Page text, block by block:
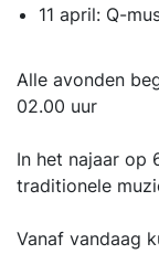
11 april: Q-
Alle avonden
02.00 uur
In het najaar op
traditionele
Vanaf vandaag